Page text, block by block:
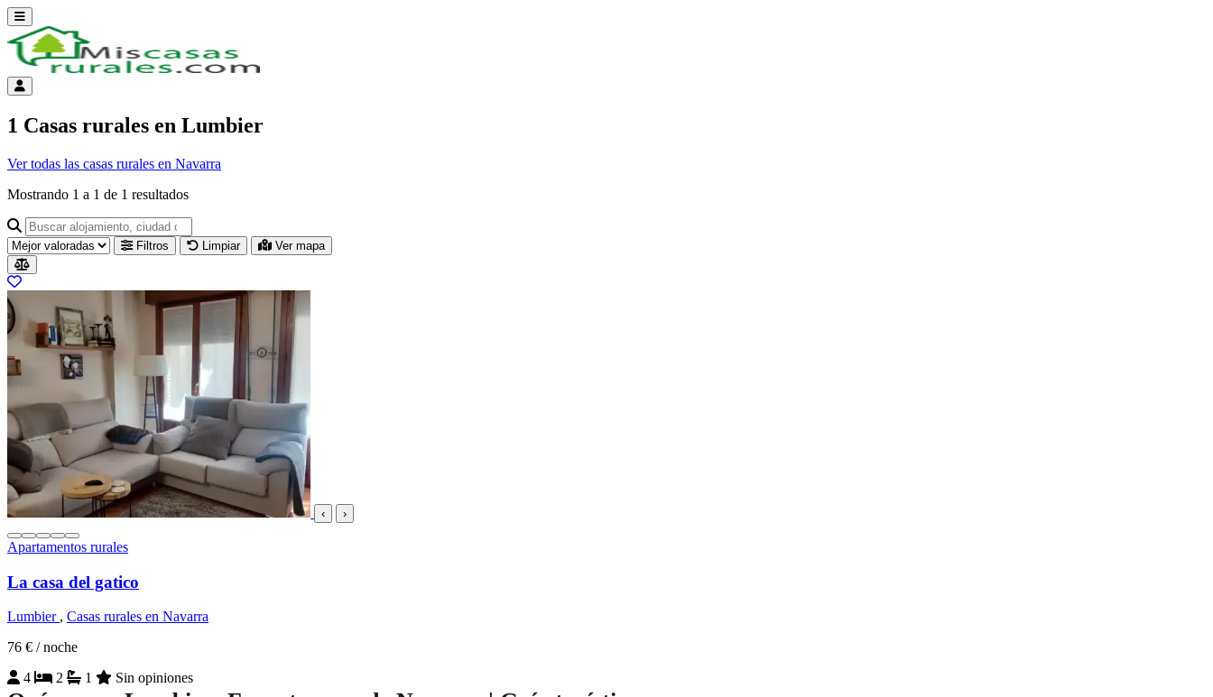
Abrir menú
Menú de cuenta
1 Casas rurales en Lumbier
Ver todas las casas rurales en Navarra
Mostrando 1 a 1 de 1 resultados
Buscar alojamiento, ciudad o provincia para ir a su página
Filtros Limpiar Ver mapa
Resultados del listado
‹ ›
Apartamentos rurales
La casa del gatico
Lumbier , Casas rurales en Navarra
76 € / noche
4
2 1 Sin opiniones